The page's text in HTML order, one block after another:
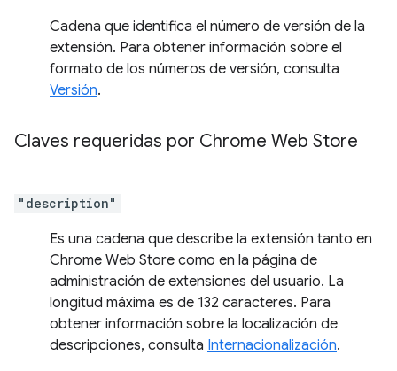
Cadena que identifica el número de versión de la
extensión. Para obtener información sobre el
formato de los números de versión, consulta
Versión.
Claves requeridas por Chrome Web Store
"description"
Es una cadena que describe la extensión tanto en
Chrome Web Store como en la página de
administración de extensiones del usuario. La
longitud máxima es de 132 caracteres. Para
obtener información sobre la localización de
descripciones, consulta Internacionalización.